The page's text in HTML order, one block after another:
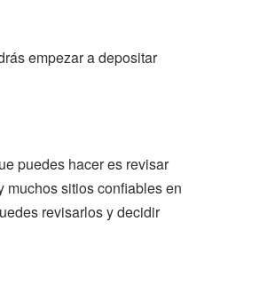
empezar a depositar
puedes hacer es revisar
muchos sitios confiables en
revisarlos y decidir